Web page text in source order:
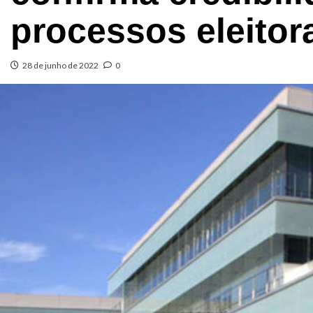
processos
28 de junho de 2022 0